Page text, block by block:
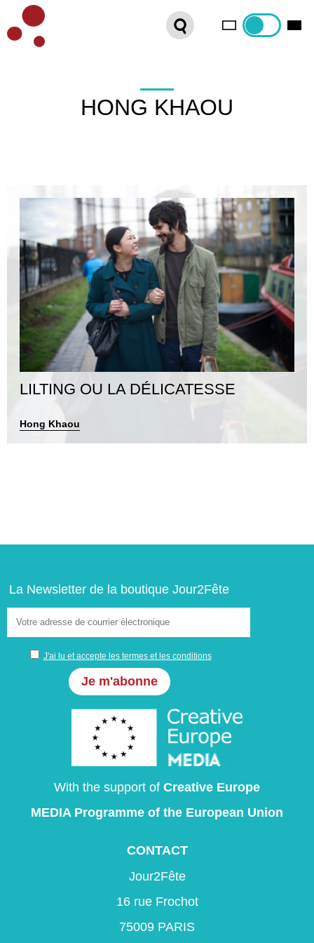
CONTACT
HONG KHAOU
LILTING OU LA DÉLICATESSE
Hong Khaou
La Newsletter de la boutique Jour2Fête
J'ai lu et accepte les termes et les conditions
With the support of Creative Europe
MEDIA Programme of the European Union
CONTACT
Jour2Fête
16 rue Frochot
75009 PARIS